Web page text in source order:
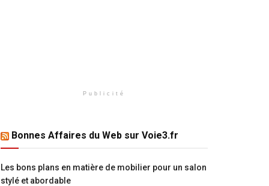
Publicité
Bonnes Affaires du Web sur Voie3.fr
Les bons plans en matière de mobilier pour un salon
stylé et abordable